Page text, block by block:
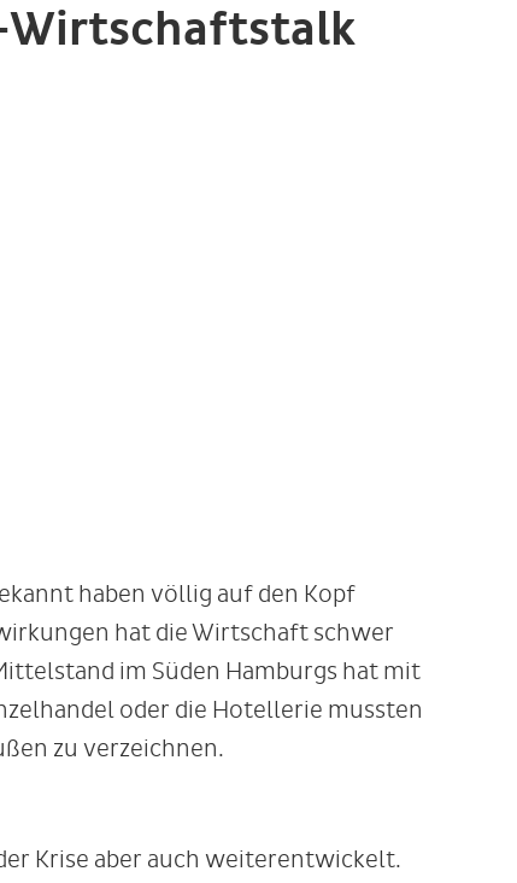
Wirtschaftstalk
haben völlig auf den Kopf
hat die Wirtschaft schwer
im Süden Hamburgs hat mit
oder die Hotellerie mussten
zu verzeichnen.
Krise aber auch weiterentwickelt.